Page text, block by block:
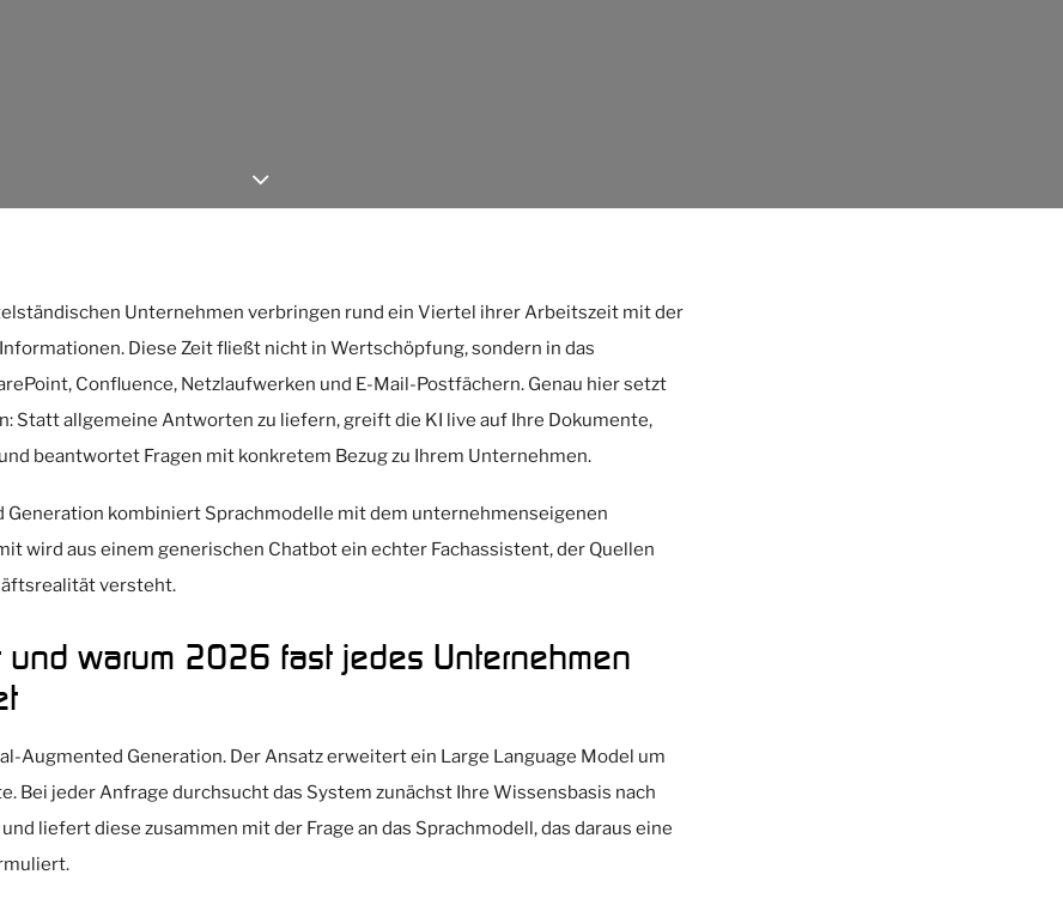
Unternehmen verbringen rund ein Viertel ihrer Arbeitszeit mit der
Diese Zeit fließt nicht in Wertschöpfung, sondern in das
Confluence, Netzlaufwerken und E-Mail-Postfächern. Genau hier setzt
Statt allgemeine Antworten zu liefern, greift die KI live auf Ihre Dokumente,
beantwortet Fragen mit konkretem Bezug zu Ihrem Unternehmen.
Generation kombiniert Sprachmodelle mit dem unternehmenseigenen
wird aus einem generischen Chatbot ein echter Fachassistent, der Quellen
versteht.
und warum 2026 fast jedes Unternehmen
Augmented Generation. Der Ansatz erweitert ein Large Language Model um
Bei jeder Anfrage durchsucht das System zunächst Ihre Wissensbasis nach
liefert diese zusammen mit der Frage an das Sprachmodell, das daraus eine